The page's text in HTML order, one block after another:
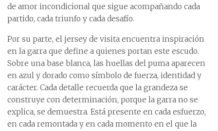
de amor incondicional que sigue acompañando cada
partido, cada triunfo y cada desafío.
Por su parte, el jersey de visita encuentra inspiración
en la garra que define a quienes portan este escudo.
Sobre una base blanca, las huellas del puma aparecen
en azul y dorado como símbolo de fuerza, identidad y
carácter. Cada detalle recuerda que la grandeza se
construye con determinación, porque la garra no se
explica, se demuestra. Está presente en cada esfuerzo,
en cada remontada y en cada momento en el que la